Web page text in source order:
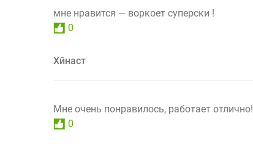
мне нравится — воркоет суперски !
0
Хйнаст
Мне очень понравилось, работает отлично!
0